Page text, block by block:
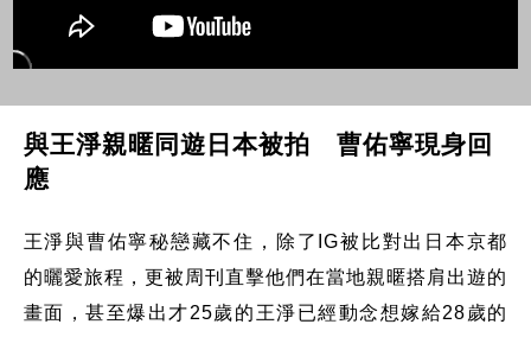
與王淨親暱同遊日本被拍 曹佑寧現身回
應
王淨與曹佑寧秘戀藏不住，除了IG被比對出日本京都
的曬愛旅程，更被周刊直擊他們在當地親暱搭肩出遊的
畫面，甚至爆出才25歲的王淨已經動念想嫁給28歲的